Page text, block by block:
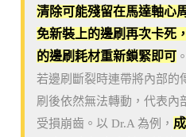
清除可能殘留在馬達軸心
免新裝上的邊刷再次卡死
的邊刷耗材重新鎖緊即可 。
若邊刷斷裂時連帶將內部的
刷後依然無法轉動，代表內
受損崩齒。以 Dr.A 為例，